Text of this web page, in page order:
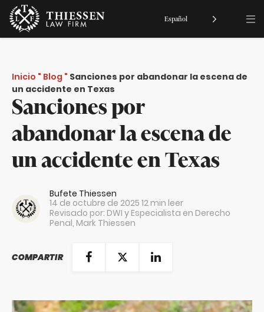
Inicio " Blog " Sanciones por abandonar la escena de
un accidente en Texas
Sanciones por
abandonar la escena de
un accidente en Texas
Bufete Thiessen
14 de octubre de 2025 12 min leer
Revisado por: DWI y Especialista en Derecho
Penal, Mark Thiessen
COMPARTIR
Español